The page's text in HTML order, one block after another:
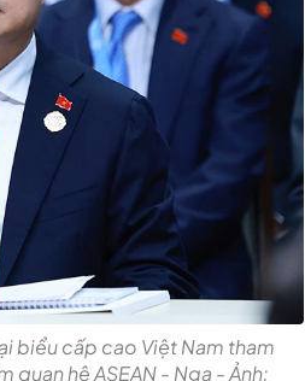
biểu cấp cao Việt Nam tham
quan hệ ASEAN - Nga - Ảnh: